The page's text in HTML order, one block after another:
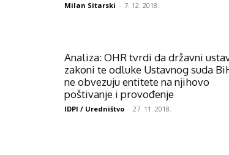
Milan Sitarski - 7. 12. 2018.
Analiza: OHR tvrdi da državni
zakoni te odluke Ustavnog suda
ne obvezuju entitete na njihovo
poštivanje i provođenje
IDPI / Uredništvo - 27. 11. 2018.